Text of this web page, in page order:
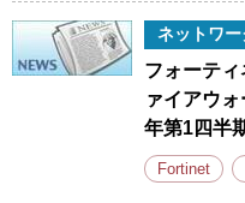
ネットワー
フォーテ
ァイアウ
年第1四半
Fortinet